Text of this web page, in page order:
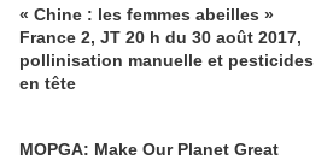
« Chine : les femmes abeilles »
France 2, JT 20 h du 30 août 2017,
pollinisation manuelle et pesticides
en tête
MOPGA: Make Our Planet Great